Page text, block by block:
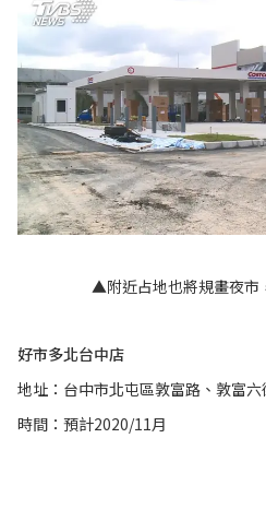
▲附近占地也將規畫夜市
好市多北台中店
地址：台中市北屯區敦富路、敦富六
時間：預計2020/11月